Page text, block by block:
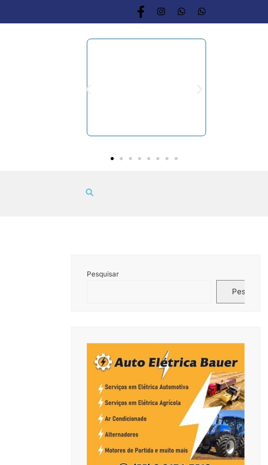
Pesquisar
Pesquisar